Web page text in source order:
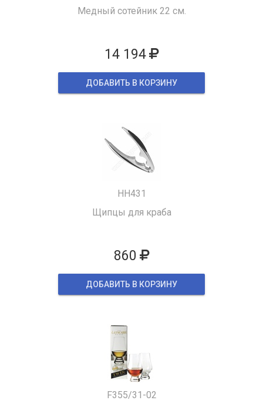
Медный сотейник 22 см.
14 194
ДОБАВИТЬ В КОРЗИНУ
HH431
Щипцы для краба
860
ДОБАВИТЬ В КОРЗИНУ
F355/31-02